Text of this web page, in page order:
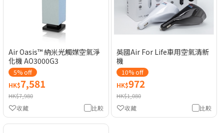
Air Oasis™ 納米光觸媒空氣淨
化機 AO3000G3
5% off
HK$7,581
HK$7,980
比較
收藏
英國Air For Life車用空氣清新
機
10% off
HK$972
HK$1,080
比較
收藏